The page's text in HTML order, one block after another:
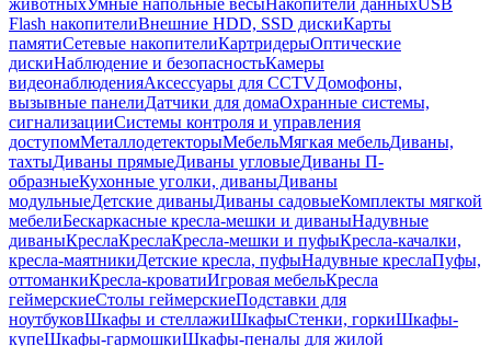
животныхУмные напольные весыНакопители данныхUSB
Flash накопителиВнешние HDD, SSD дискиКарты
памятиСетевые накопителиКартридерыОптические
дискиНаблюдение и безопасностьКамеры
видеонаблюденияАксессуары для CCTVДомофоны,
вызывные панелиДатчики для домаОхранные системы,
сигнализацииСистемы контроля и управления
доступомМеталлодетекторыМебельМягкая мебельДиваны,
тахтыДиваны прямыеДиваны угловыеДиваны П-
образныеКухонные уголки, диваныДиваны
модульныеДетские диваныДиваны садовыеКомплекты мягкой
мебелиБескаркасные кресла-мешки и диваныНадувные
диваныКреслаКреслаКресла-мешки и пуфыКресла-качалки,
кресла-маятникиДетские кресла, пуфыНадувные креслаПуфы,
оттоманкиКресла-кроватиИгровая мебельКресла
геймерскиеСтолы геймерскиеПодставки для
ноутбуковШкафы и стеллажиШкафыСтенки, горкиШкафы-
купеШкафы-гармошкиШкафы-пеналы для жилой